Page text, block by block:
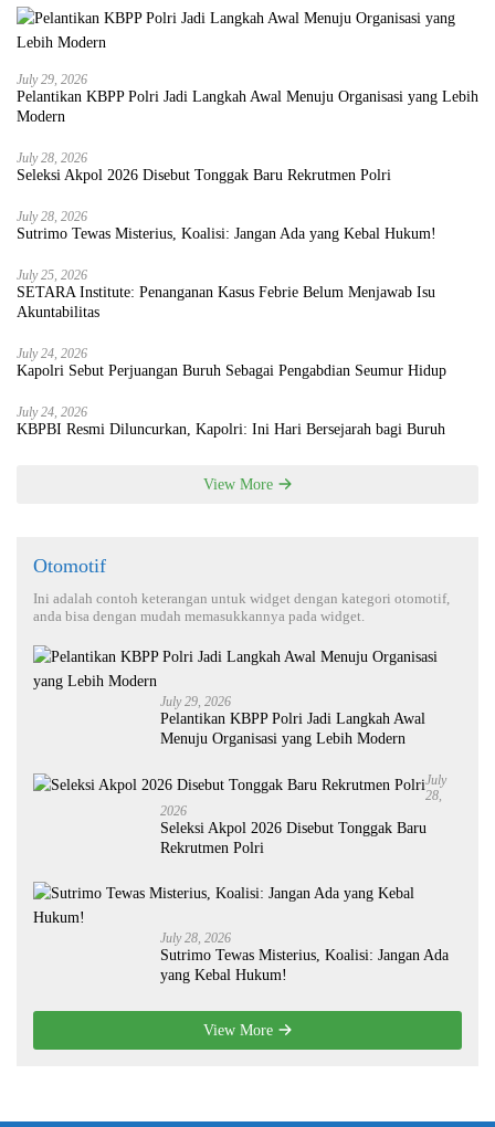
July 29, 2026
Pelantikan KBPP Polri Jadi Langkah Awal Menuju Organisasi yang Lebih
Modern
July 28, 2026
Seleksi Akpol 2026 Disebut Tonggak Baru Rekrutmen Polri
July 28, 2026
Sutrimo Tewas Misterius, Koalisi: Jangan Ada yang Kebal Hukum!
July 25, 2026
SETARA Institute: Penanganan Kasus Febrie Belum Menjawab Isu
Akuntabilitas
July 24, 2026
Kapolri Sebut Perjuangan Buruh Sebagai Pengabdian Seumur Hidup
July 24, 2026
KBPBI Resmi Diluncurkan, Kapolri: Ini Hari Bersejarah bagi Buruh
View More
Otomotif
Ini adalah contoh keterangan untuk widget dengan kategori otomotif,
anda bisa dengan mudah memasukkannya pada widget.
July 29, 2026
Pelantikan KBPP Polri Jadi Langkah Awal
Menuju Organisasi yang Lebih Modern
July
28,
2026
Seleksi Akpol 2026 Disebut Tonggak Baru
Rekrutmen Polri
July 28, 2026
Sutrimo Tewas Misterius, Koalisi: Jangan Ada
yang Kebal Hukum!
View More